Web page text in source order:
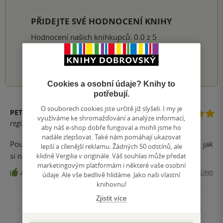
PŘIDEJTE SVÉ HODNOCENÍ KNIHY
Hodnocení našich knihkupců: 0.0 z 5
1 2 3 4 5
PETRA
registrovaný uživatel
Používali jsme na střední škole. Byl to skvělý pomocník, jak
si nějakou látku procvičit.
49 Učebnice, Oxford University Press, 2006, 9780194365390
Zobrazit všechna hodnocení
Cookies a osobní údaje? Knihy to
potřebují.
O souborech cookies jste určitě již slyšeli. I my je
využíváme ke shromažďování a analýze informací,
aby náš e-shop dobře fungoval a mohli jsme ho
nadále zlepšovat. Také nám pomáhají ukazovat
lepší a cílenější reklamu. Žádných 50 odstínů, ale
klidně Vergilia v originále. Váš souhlas může předat
marketingovým platformám i některé vaše osobní
údaje. Ale vše bedlivě hlídáme. Jako naši vlastní
knihovnu!
Zjistit více